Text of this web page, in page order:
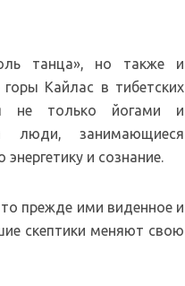
танца», но также и
Кайлас в тибетских
не только йогами и
люди, занимающиеся
и сознание.
прежде ими виденное и
скептики меняют свою